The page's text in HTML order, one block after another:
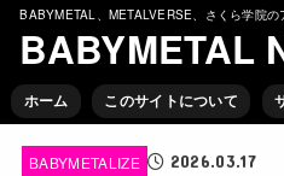
BABYMETAL、METALVERSE、さくら学院の
BABYMETAL
ホーム このサイトについて
BABYMETALIZE 2026.03.17